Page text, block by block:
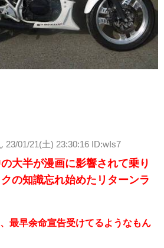
23/01/21(土) 23:30:16 ID:wIs7
大半が漫画に影響されて乗り
の知識忘れ始めたリターンラ
最早余命宣告受けてるようなもん